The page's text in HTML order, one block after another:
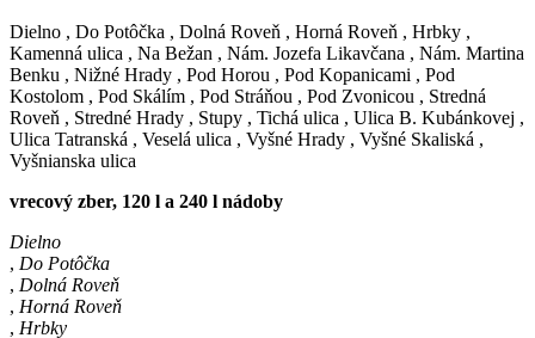
Dielno , Do Potôčka , Dolná Roveň , Horná Roveň , Hrbky ,
Kamenná ulica , Na Bežan , Nám. Jozefa Likavčana , Nám. Martina
Benku , Nižné Hrady , Pod Horou , Pod Kopanicami , Pod
Kostolom , Pod Skálím , Pod Stráňou , Pod Zvonicou , Stredná
Roveň , Stredné Hrady , Stupy , Tichá ulica , Ulica B. Kubánkovej ,
Ulica Tatranská , Veselá ulica , Vyšné Hrady , Vyšné Skaliská ,
Vyšnianska ulica
vrecový zber, 120 l a 240 l nádoby
Dielno
, Do Potôčka
, Dolná Roveň
, Horná Roveň
, Hrbky